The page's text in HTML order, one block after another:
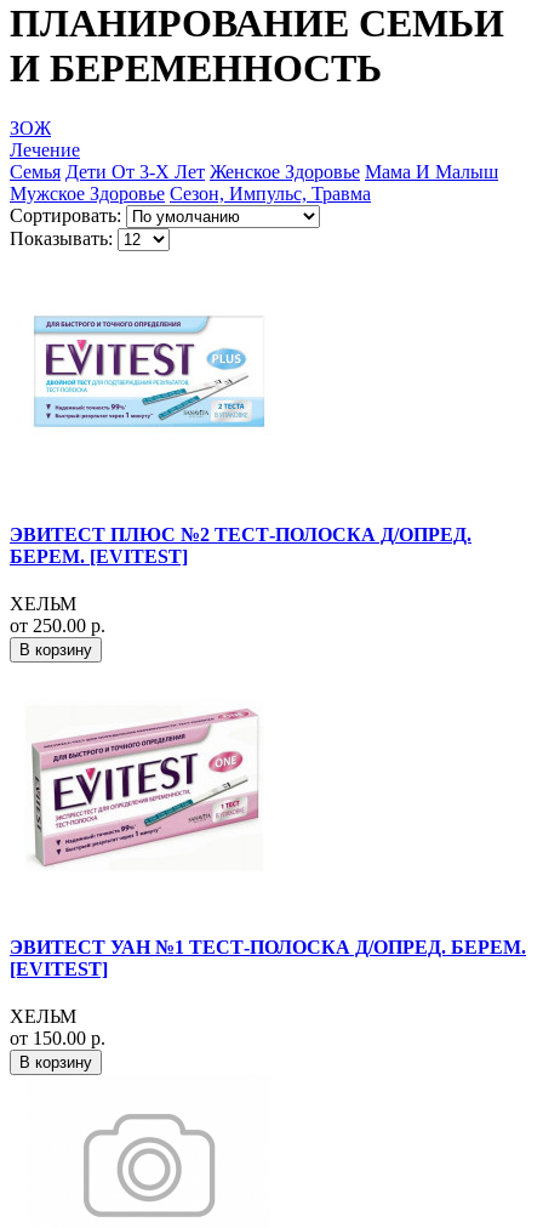
ПЛАНИРОВАНИЕ СЕМЬИ
И БЕРЕМЕННОСТЬ
ЗОЖ
Лечение
Семья Дети От 3-Х Лет Женское Здоровье Мама И Малыш
Мужское Здоровье Сезон, Импульс, Травма
Сортировать:
Показывать:
ЭВИТЕСТ ПЛЮС №2 ТЕСТ-ПОЛОСКА Д/ОПРЕД.
БЕРЕМ. [EVITEST]
ХЕЛЬМ
от 250.00 р.
В корзину
ЭВИТЕСТ УАН №1 ТЕСТ-ПОЛОСКА Д/ОПРЕД. БЕРЕМ.
[EVITEST]
ХЕЛЬМ
от 150.00 р.
В корзину